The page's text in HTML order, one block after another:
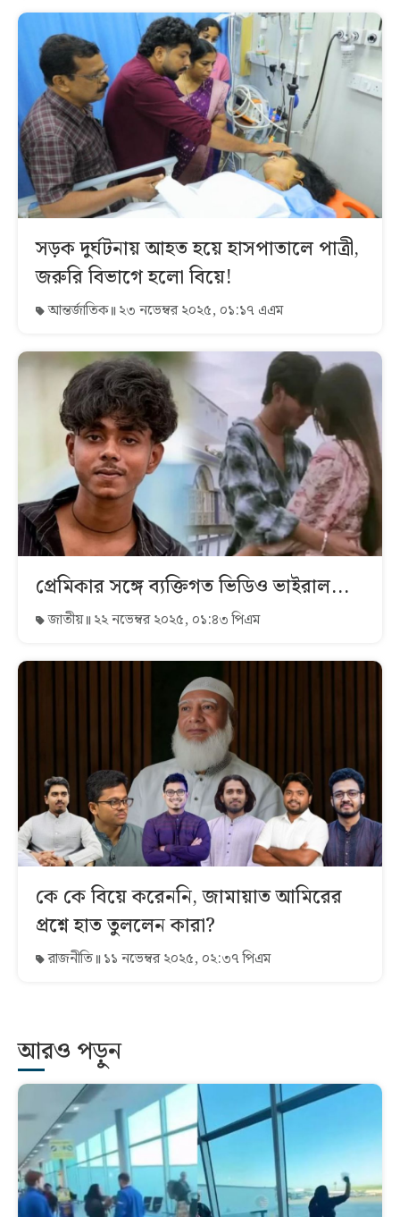
সড়ক দুর্ঘটনায় আহত হয়ে হাসপাতালে পাত্রী,
জরুরি বিভাগে হলো বিয়ে!
আন্তর্জাতিক ২৩ নভেম্বর ২০২৫, ০১:১৭ এএম
প্রেমিকার সঙ্গে ব্যক্তিগত ভিডিও ভাইরাল...
জাতীয় ২২ নভেম্বর ২০২৫, ০১:৪৩ পিএম
কে কে বিয়ে করেননি, জামায়াত আমিরের
প্রশ্নে হাত তুললেন কারা?
রাজনীতি ১১ নভেম্বর ২০২৫, ০২:৩৭ পিএম
আরও পড়ুন